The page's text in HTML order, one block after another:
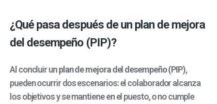
¿Qué pasa después de un plan de mejora
del desempeño (PIP)?
Al concluir unplan de mejora del desempeño (PIP),
pueden ocurrir dos escenarios: el colaborador alcanza
los objetivos y se mantiene en el puesto, o no cumple